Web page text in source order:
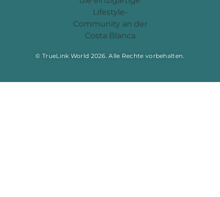
© TrueLink World 2026. Alle Rechte vorbehalten.